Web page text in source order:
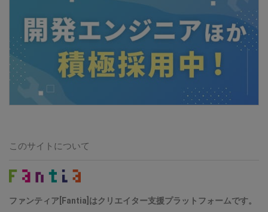
このサイトについて
ファンティア[Fantia]はクリエイター支援プラットフォームです。